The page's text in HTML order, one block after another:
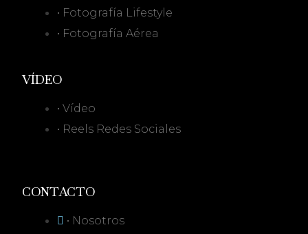
• Fotografía Lifestyle
• Fotografía Aérea
VÍDEO
• Vídeo
• Reels Redes Sociales
CONTACTO
• Nosotros